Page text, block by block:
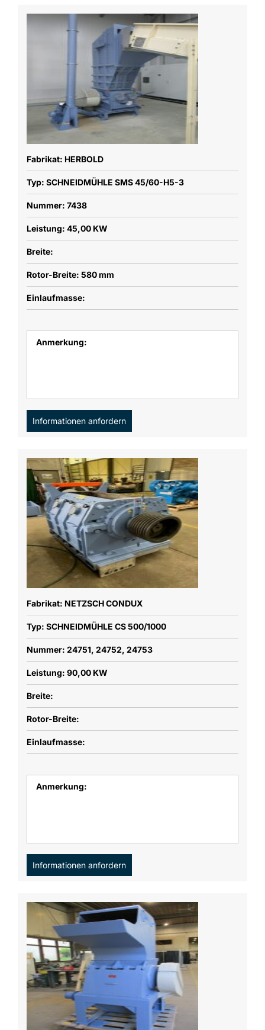
Fabrikat: HERBOLD
Typ: SCHNEIDMÜHLE SMS 45/60-H5-3
Nummer: 7438
Leistung: 45,00 KW
Breite:
Rotor-Breite: 580 mm
Einlaufmasse:
Anmerkung:
Informationen anfordern
Fabrikat: NETZSCH CONDUX
Typ: SCHNEIDMÜHLE CS 500/1000
Nummer: 24751, 24752, 24753
Leistung: 90,00 KW
Breite:
Rotor-Breite:
Einlaufmasse:
Anmerkung:
Informationen anfordern